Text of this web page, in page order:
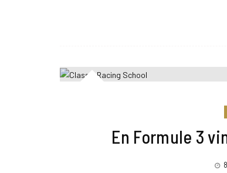
En Formule 3